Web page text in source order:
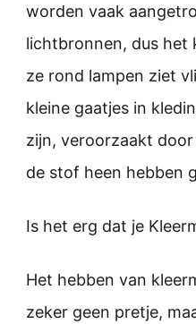
worden vaak
lichtbronnen, dus het
ze rond lampen ziet
kleine gaatjes in
zijn, veroorzaakt
de stof heen hebben
Is het erg dat je
Het hebben van
zeker geen pretje,